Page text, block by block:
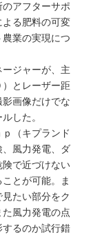
アフターサポ
る肥料の可変
業の実現につ
ジャーが、主
とレーザー距
画像だけでな
した。
（キプランド
風力発電、ダ
で近づけない
とが可能。ま
たい部分をク
風力発電の点
るのか試行錯